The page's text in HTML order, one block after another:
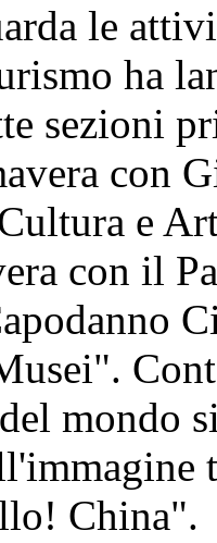
le
ha
sezioni
con
e
con il
mondo
China".